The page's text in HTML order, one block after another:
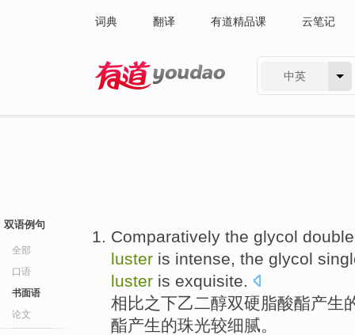
词典 翻译 有道精品课 云笔记
中英
双语例句
全部
口语
书面语
论文
Comparatively the glycol double
luster is intense, the glycol
luster is exquisite.
相比之下乙二醇双硬脂酸酯产生
酯产生的珠光较细腻。